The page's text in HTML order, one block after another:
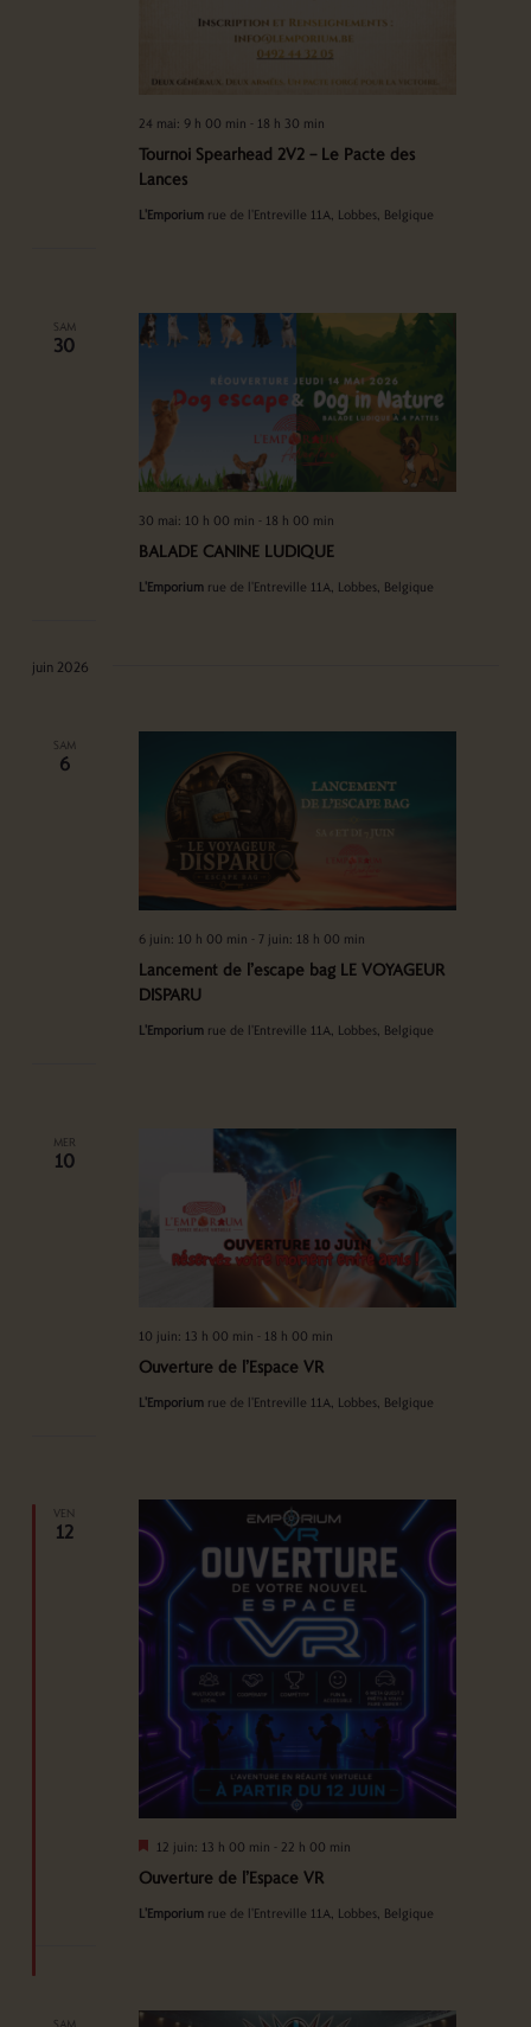
Tournoi Spearhead 2V2 – Le Pacte des
Lances
24 mai: 9 h 00 min - 18 h 30 min
L'Emporium rue de l'Entreville 11A, Lobbes, Belgique
SAM
30
BALADE CANINE LUDIQUE
30 mai: 10 h 00 min - 18 h 00 min
L'Emporium rue de l'Entreville 11A, Lobbes, Belgique
juin 2026
SAM
6
Lancement de l’escape bag LE VOYAGEUR
DISPARU
6 juin: 10 h 00 min - 7 juin: 18 h 00 min
L'Emporium rue de l'Entreville 11A, Lobbes, Belgique
MER
10
Ouverture de l’Espace VR
10 juin: 13 h 00 min - 18 h 00 min
L'Emporium rue de l'Entreville 11A, Lobbes, Belgique
VEN
12
Ouverture de l’Espace VR
Mis
avant
12 juin: 13 h 00 min - 22 h 00 min
L'Emporium rue de l'Entreville 11A, Lobbes, Belgique